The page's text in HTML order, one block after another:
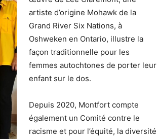
artiste d’origine Mohawk de la
Grand River Six Nations, à
Oshweken en Ontario, illustre la
façon traditionnelle pour les
femmes autochtones de porter leur
enfant sur le dos.
Depuis 2020, Montfort compte
également un Comité contre le
racisme et pour l’équité, la diversité